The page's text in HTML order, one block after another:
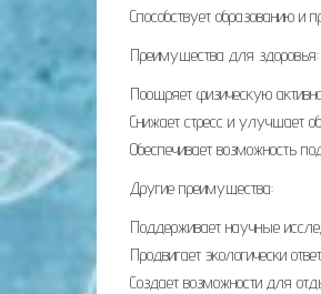
Способствует образованию
Преимущества для здоровья:
Поощряет физическую
Снижает стресс и улучшает
Обеспечивает возможность
Другие преимущества:
Поддерживает научные
Продвигает экологически
Создает возможности для